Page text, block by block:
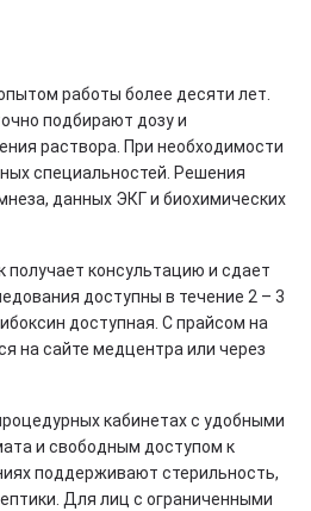
работы более десяти лет.
подбирают дозу и
раствора. При необходимости
специальностей. Решения
данных ЭКГ и биохимических
получает консультацию и сдает
доступны в течение 2 – 3
доступная. С прайсом на
на сайте медцентра или через
кабинетах с удобными
и свободным доступом к
поддерживают стерильность,
Для лиц с ограниченными